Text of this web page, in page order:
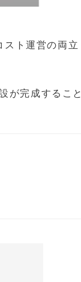
スト運営の両立
が完成すること